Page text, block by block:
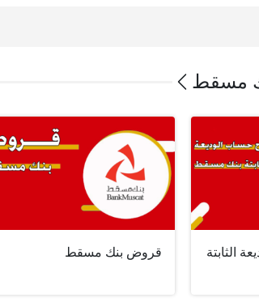
مسقط
الثابتة
قروض بنك مسقط